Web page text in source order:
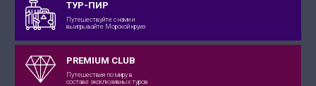
ТУР-ПИР
Путешествуйте с нами и
выигрывайте Морской круиз
PREMIUM CLUB
Путешествия по миру в
составе эксклюзивных туров